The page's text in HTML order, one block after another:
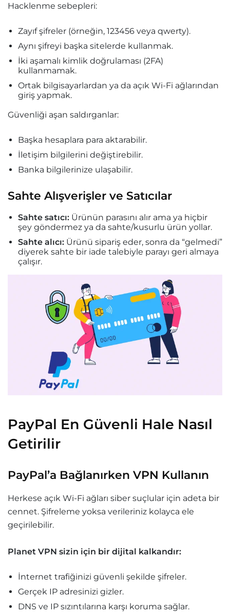
Hacklenme sebepleri:
Zayıf şifreler (örneğin, 123456 veya qwerty).
Aynı şifreyi başka sitelerde kullanmak.
İki aşamalı kimlik doğrulaması (2FA)
kullanmamak.
Ortak bilgisayarlardan ya da açık Wi-Fi ağlarından
giriş yapmak.
Güvenliği aşan saldırganlar:
Başka hesaplara para aktarabilir.
İletişim bilgilerini değiştirebilir.
Banka bilgilerinize ulaşabilir.
Sahte Alışverişler ve Satıcılar
Sahte satıcı: Ürünün parasını alır ama ya hiçbir
şey göndermez ya da sahte/kusurlu ürün yollar.
Sahte alıcı: Ürünü sipariş eder, sonra da “gelmedi”
diyerek sahte bir iade talebiyle parayı geri almaya
çalışır.
PayPal En Güvenli Hale Nasıl
Getirilir
PayPal’a Bağlanırken VPN Kullanın
Herkese açık Wi-Fi ağları siber suçlular için adeta bir
cennet. Şifreleme yoksa verileriniz kolayca ele
geçirilebilir.
Planet VPN sizin için bir dijital kalkandır:
İnternet trafiğinizi güvenli şekilde şifreler.
Gerçek IP adresinizi gizler.
DNS ve IP sızıntılarına karşı koruma sağlar.